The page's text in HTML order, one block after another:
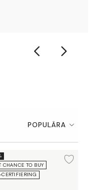
POPULÄRA
i önskelista
Natura Sittdyna
CHANCE TO BUY
CERTIFIERING